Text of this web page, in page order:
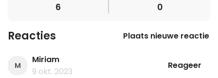
6 0
Reacties Plaats nieuwe reactie
M
Miriam
9 okt. 2023
Reageer